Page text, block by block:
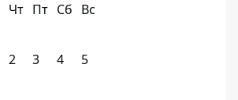
Чт Пт Сб Вс
2 3 4 5